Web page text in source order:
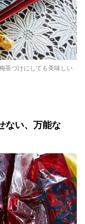
茶づけにしても美味しい
ない、万能な